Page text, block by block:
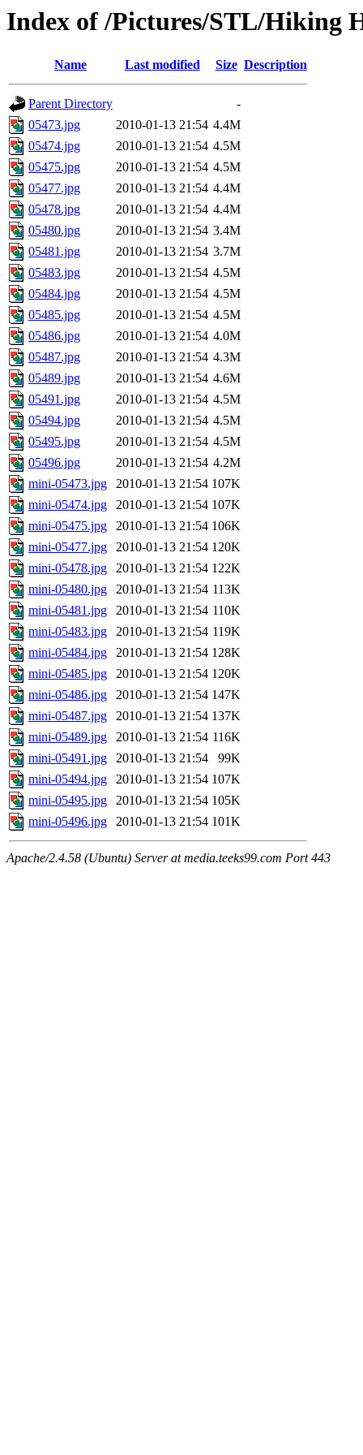
Index of /Pictures/STL/Hiking
Name Last modified Size Description
Parent Directory
-
05473.jpg
2010-01-13 21:54 4.4M
05474.jpg
2010-01-13 21:54 4.5M
05475.jpg
2010-01-13 21:54 4.5M
05477.jpg
2010-01-13 21:54 4.4M
05478.jpg
2010-01-13 21:54 4.4M
05480.jpg
2010-01-13 21:54 3.4M
05481.jpg
2010-01-13 21:54 3.7M
05483.jpg
2010-01-13 21:54 4.5M
05484.jpg
2010-01-13 21:54 4.5M
05485.jpg
2010-01-13 21:54 4.5M
05486.jpg
2010-01-13 21:54 4.0M
05487.jpg
2010-01-13 21:54 4.3M
05489.jpg
2010-01-13 21:54 4.6M
05491.jpg
2010-01-13 21:54 4.5M
05494.jpg
2010-01-13 21:54 4.5M
05495.jpg
2010-01-13 21:54 4.5M
05496.jpg
2010-01-13 21:54 4.2M
mini-05473.jpg
2010-01-13 21:54 107K
mini-05474.jpg
2010-01-13 21:54 107K
mini-05475.jpg
2010-01-13 21:54 106K
mini-05477.jpg
2010-01-13 21:54 120K
mini-05478.jpg
2010-01-13 21:54 122K
mini-05480.jpg
2010-01-13 21:54 113K
mini-05481.jpg
2010-01-13 21:54 110K
mini-05483.jpg
2010-01-13 21:54 119K
mini-05484.jpg
2010-01-13 21:54 128K
mini-05485.jpg
2010-01-13 21:54 120K
mini-05486.jpg
2010-01-13 21:54 147K
mini-05487.jpg
2010-01-13 21:54 137K
mini-05489.jpg
2010-01-13 21:54 116K
mini-05491.jpg
2010-01-13 21:54
99K
mini-05494.jpg
2010-01-13 21:54 107K
mini-05495.jpg
2010-01-13 21:54 105K
mini-05496.jpg
2010-01-13 21:54 101K
Apache/2.4.58 (Ubuntu) Server at media.teeks99.com Port 443